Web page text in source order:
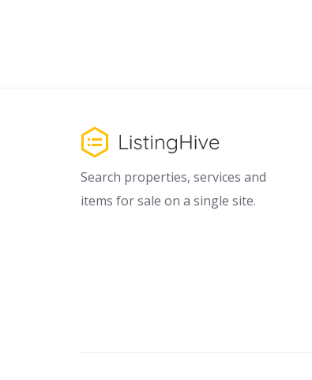
Search properties, services and
items for sale on a single site.